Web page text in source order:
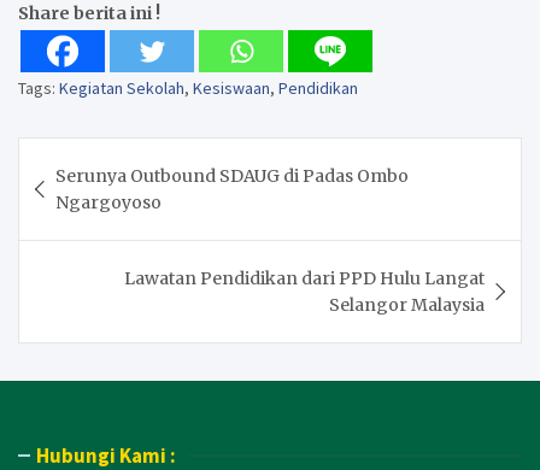
Share berita ini !
Tags: Kegiatan Sekolah, Kesiswaan, Pendidikan
navigation
Serunya Outbound SDAUG di Padas Ombo
Ngargoyoso
Lawatan Pendidikan dari PPD Hulu Langat
Selangor Malaysia
Hubungi Kami :